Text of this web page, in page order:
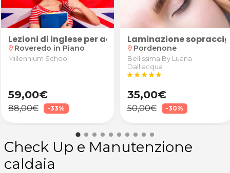
antibatterico e sanificazione condotti
Lezioni di inglese per adulti o bambini/ragazzi da
location_on Roveredo in Piano
Millennium School
59,00€
88,00€ -33%
Laminazione
location_on Pordenone
Bellissima By Luana
Dall'acqua
starstarstarstarstar
35,00€
50,00€ -30%
Check Up e Manutenzione
caldaia